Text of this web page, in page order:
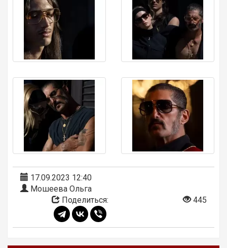
17.09.2023 12:40
Мошеева Ольга
Поделиться:
445